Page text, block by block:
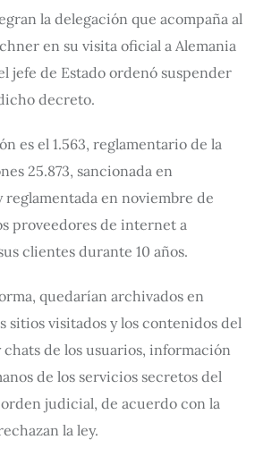
la delegación que acompaña al
en su visita oficial a Alemania
jefe de Estado ordenó suspender
decreto.
es el 1.563, reglamentario de la
25.873, sancionada en
en noviembre de
proveedores de internet a
clientes durante 10 años.
quedarían archivados en
sitios visitados y los contenidos del
de los usuarios, información
de los servicios secretos del
judicial, de acuerdo con la
la ley.